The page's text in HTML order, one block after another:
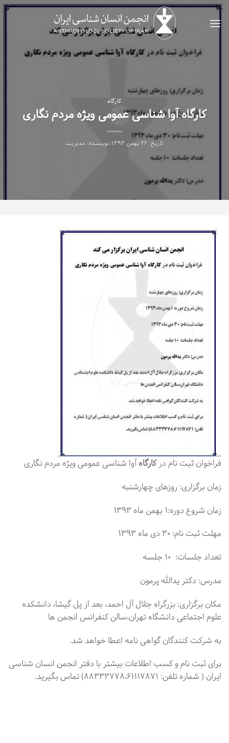
Skip
content
کارگاه
کارگاه آوا شناسی عمومی ویژه مردم نگاری
تاریخ: ۲۶ بهمن ۱۳۹۳ نویسنده: مدیریت
فراخوان ثبت نام درکارگاهآوا شناسی عمومی ویژه مردم نگاری
زمان برگزاری: روزهای چهارشنبه
زمان شروع دوره:۱ بهمن ماه ۱۳۹۳
مهلت ثبت نام: ۳۰ دی ماه ۱۳۹۳
تعداد جلسات: ۱۰ جلسه
مدرس: دکتر یدالله پرمون
مکان برگزاری: بزرگراه جلال آل احمد، بعد از پل گیشا، دانشکده
علوم اجتماعی دانشگاه تهران،سالن کنفرانس انجمن ها
به شرکت کنندگان گواهی نامه اعطا خواهد شد.
برای ثبت نام و کسب اطلاعات بیشتر با دفتر انجمن انسان شناسی
ایران ( شماره تلفن: ۸۸۳۳۳۷۷۸،۶۱۱۱۷۸۷۱) تماس بگیرید.